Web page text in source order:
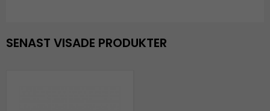
SENAST VISADE PRODUKTER